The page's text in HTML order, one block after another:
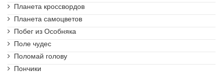
Планета кроссвордов
Планета самоцветов
Побег из Особняка
Поле чудес
Поломай голову
Пончики